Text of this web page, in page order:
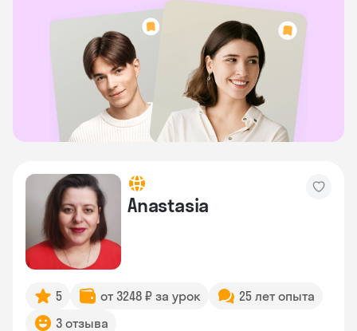
Anastasia
5 от 3248 ₽ за урок
25 лет опыта
3 отзыва